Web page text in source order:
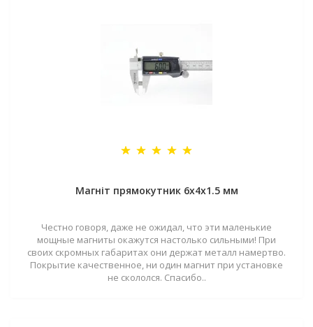
Магніт прямокутник 6х4х1.5 мм
Честно говоря, даже не ожидал, что эти маленькие
мощные магниты окажутся настолько сильными! При
своих скромных габаритах они держат металл намертво.
Покрытие качественное, ни один магнит при установке
не скололся. Спасибо..